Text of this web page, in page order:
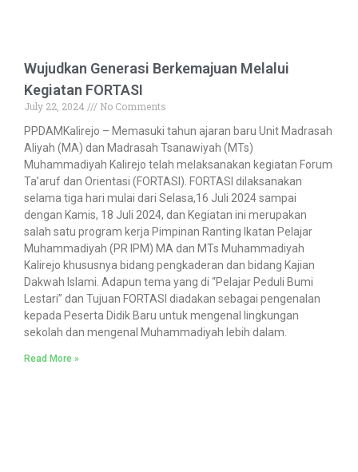
Wujudkan Generasi Berkemajuan Melalui
Kegiatan FORTASI
July 22, 2024
No Comments
PPDAMKalirejo – Memasuki tahun ajaran baru Unit Madrasah
Aliyah (MA) dan Madrasah Tsanawiyah (MTs)
Muhammadiyah Kalirejo telah melaksanakan kegiatan Forum
Ta’aruf dan Orientasi (FORTASI). FORTASI dilaksanakan
selama tiga hari mulai dari Selasa,16 Juli 2024 sampai
dengan Kamis, 18 Juli 2024, dan Kegiatan ini merupakan
salah satu program kerja Pimpinan Ranting Ikatan Pelajar
Muhammadiyah (PR IPM) MA dan MTs Muhammadiyah
Kalirejo khususnya bidang pengkaderan dan bidang Kajian
Dakwah Islami. Adapun tema yang di “Pelajar Peduli Bumi
Lestari” dan Tujuan FORTASI diadakan sebagai pengenalan
kepada Peserta Didik Baru untuk mengenal lingkungan
sekolah dan mengenal Muhammadiyah lebih dalam.
Read More »